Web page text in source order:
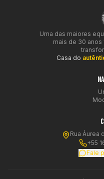
Uma das maiores
mais de 30
Casa do
Rua Áurea
+55
Fale